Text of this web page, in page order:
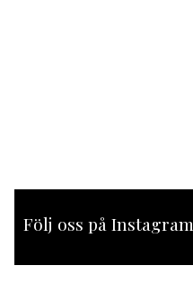
Följ oss på Instagram